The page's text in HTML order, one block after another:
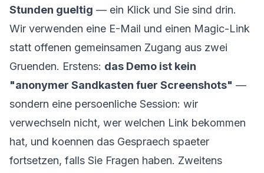
Stunden gueltig — ein Klick und Sie sind drin.
Wir verwenden eine E-Mail und einen Magic-Link
statt offenen gemeinsamen Zugang aus zwei
Gruenden. Erstens: das Demo ist kein
"anonymer Sandkasten fuer Screenshots" —
sondern eine persoenliche Session: wir
verwechseln nicht, wer welchen Link bekommen
hat, und koennen das Gespraech spaeter
fortsetzen, falls Sie Fragen haben. Zweitens